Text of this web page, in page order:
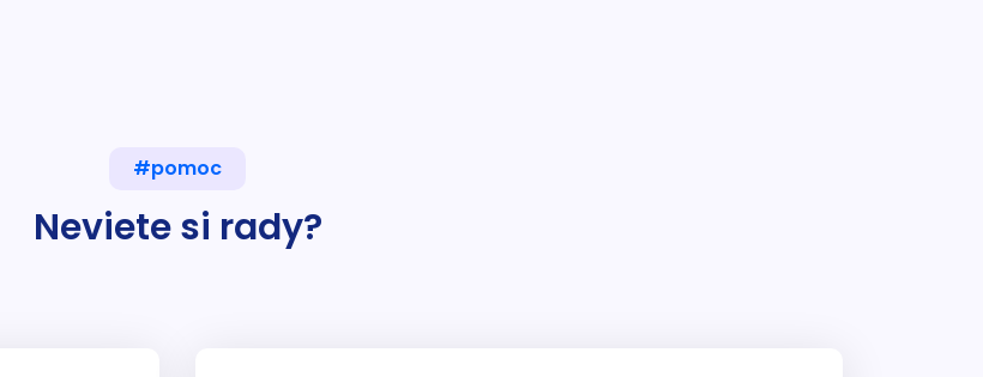
#pomoc
Neviete si rady?